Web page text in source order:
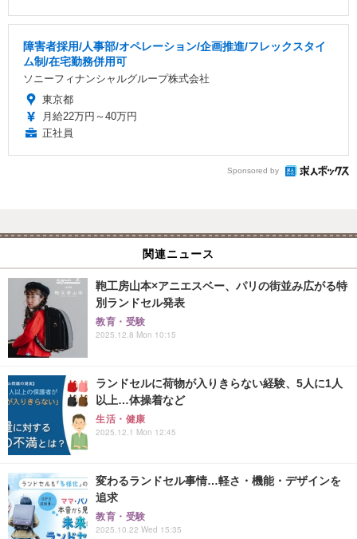
障害者採用/人事部/オペレーション/企画推進/フレックスタイ
ム制/在宅勤務併用可
ソニーフィナンシャルグループ株式会社
東京都
月給22万円～40万円
正社員
Sponsored by
関連ニュース
鞄工房山本×アニエスベー、パリの街並み広がる特
別ランドセル発表
教育・受験
2025.12.8 Mon 10:15
ランドセルに荷物が入りきらない経験、5人に1人
以上…体操着など
生活・健康
2025.12.1 Mon 12:45
変わるランドセル事情…軽さ・機能・デザインを
追求
教育・受験
2025.10.22 Wed 15:35